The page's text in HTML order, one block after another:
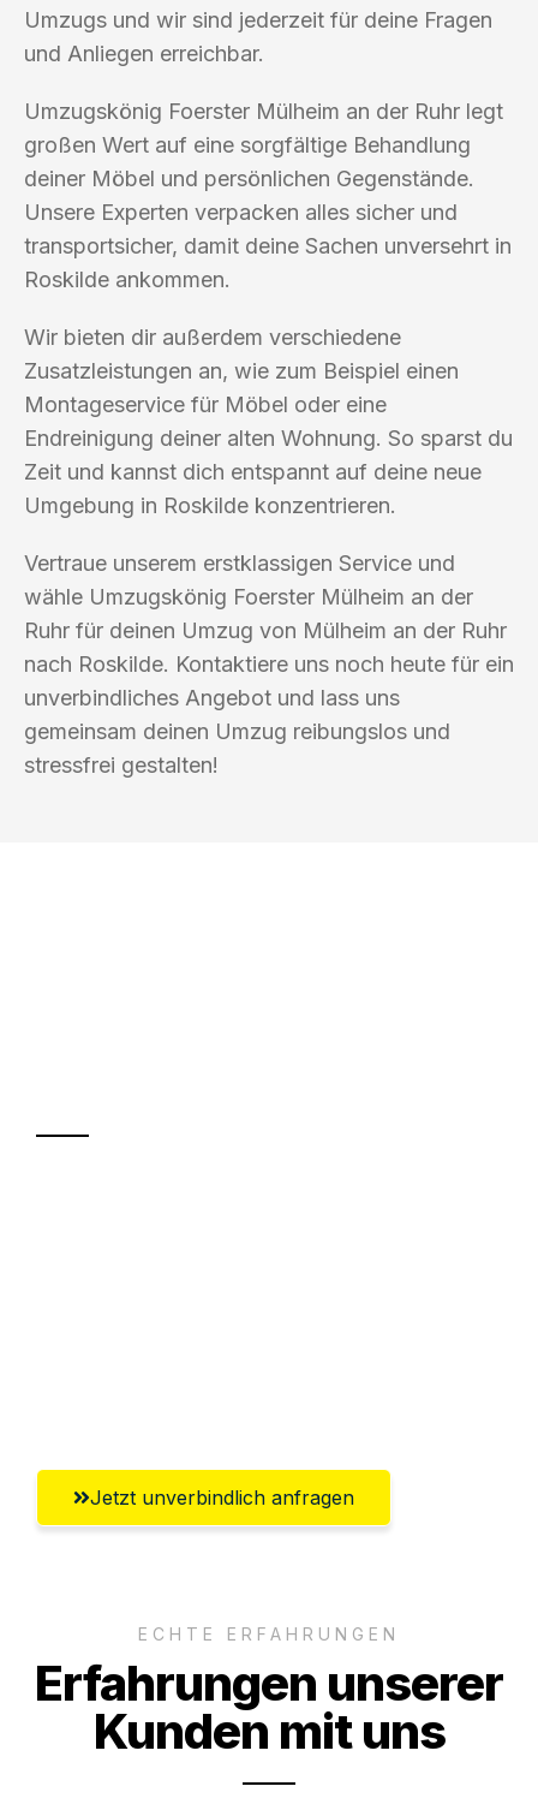
Umzugs und wir sind jederzeit für deine Fragen
und Anliegen erreichbar.
Umzugskönig Foerster Mülheim an der Ruhr legt
großen Wert auf eine sorgfältige Behandlung
deiner Möbel und persönlichen Gegenstände.
Unsere Experten verpacken alles sicher und
transportsicher, damit deine Sachen unversehrt in
Roskilde ankommen.
Wir bieten dir außerdem verschiedene
Zusatzleistungen an, wie zum Beispiel einen
Montageservice für Möbel oder eine
Endreinigung deiner alten Wohnung. So sparst du
Zeit und kannst dich entspannt auf deine neue
Umgebung in Roskilde konzentrieren.
Vertraue unserem erstklassigen Service und
wähle Umzugskönig Foerster Mülheim an der
Ruhr für deinen Umzug von Mülheim an der Ruhr
nach Roskilde. Kontaktiere uns noch heute für ein
unverbindliches Angebot und lass uns
gemeinsam deinen Umzug reibungslos und
stressfrei gestalten!
Jetzt unverbindlich anfragen
ECHTE ERFAHRUNGEN
Erfahrungen unserer
Kunden mit uns